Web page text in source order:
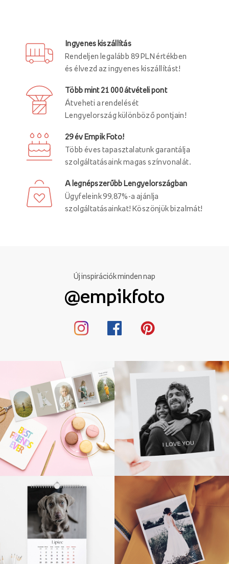
Ingyenes kiszállítás
Rendeljen legalább 89 PLN értékben
és élvezd az ingyenes kiszállítást!
Több mint 21 000 átvételi pont
Átveheti a rendelését
Lengyelország különböző pontjain!
29 év Empik Foto!
Több éves tapasztalatunk garantálja
szolgáltatásaink magas színvonalát.
A legnépszerűbb Lengyelországban
Ügyfeleink 99,87%-a ajánlja
szolgáltatásainkat! Köszönjük bizalmát!
Új inspirációk minden nap
@empikfoto